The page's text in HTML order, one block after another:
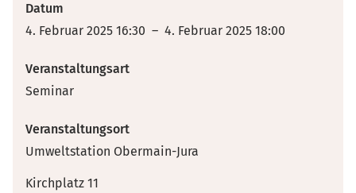
Datum
4. Februar 2025 16:30 – 4. Februar 2025 18:00
Veranstaltungsart
Seminar
Veranstaltungsort
Umweltstation Obermain-Jura
Kirchplatz 11